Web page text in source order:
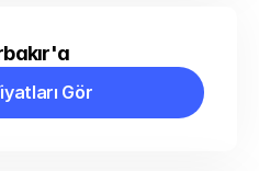
Gör
Gör